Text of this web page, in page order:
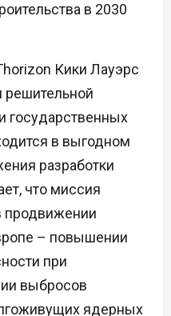
в 2030
Кики Лауэрс
решительной
государственных
в выгодном
разработки
что миссия
продвижении
– повышении
при
выбросов
ядерных